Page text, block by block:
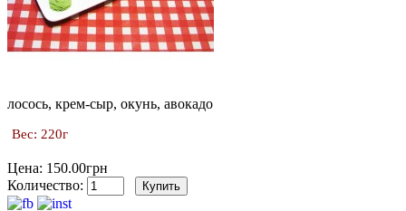
лосось, крем-сыр, окунь, авокадо
Вес: 220г
Цена: 150.00грн
Количество: